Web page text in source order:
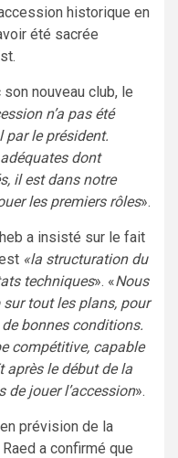
historique en
été sacrée
nouveau club, le
n’a pas été
le président.
dont
il est dans notre
les premiers rôles».
a insisté sur le fait
«la structuration du
techniques». «Nous
tout les plans, pour
bonnes conditions.
compétitive, capable
après le début de la
de jouer l’accession».
prévision de la
a confirmé que